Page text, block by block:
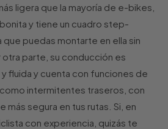
ligera que la mayoría de e-bikes,
y tiene un cuadro step-
puedas montarte en ella sin
otra parte, su conducción es
fluida y cuenta con funciones de
intermitentes traseros, con
más segura en tus rutas. Si, en
con experiencia, quizás te